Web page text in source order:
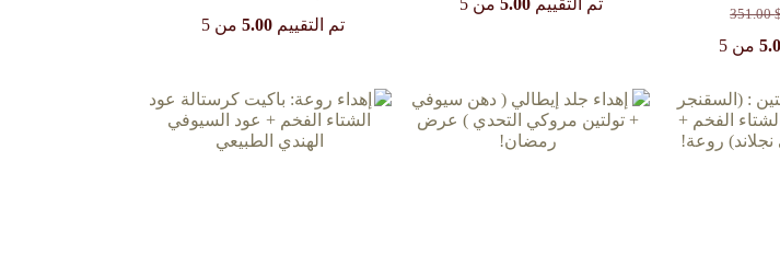
351.00
من 5
من
تم التقييم 5.00من 5
الأصلي
الحاليتم التقييم5.00 من 5